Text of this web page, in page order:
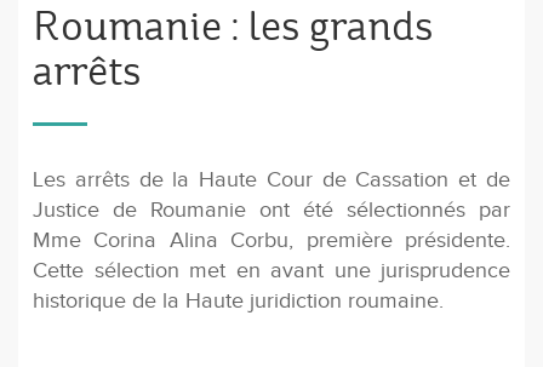
Roumanie : les grands
arrêts
Les arrêts de la Haute Cour de Cassation et de
Justice de Roumanie ont été sélectionnés par
Mme Corina Alina Corbu, première présidente.
Cette sélection met en avant une jurisprudence
historique de la Haute juridiction roumaine.